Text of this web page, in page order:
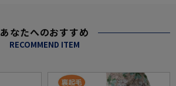
あなたへのおすすめ
RECOMMEND ITEM